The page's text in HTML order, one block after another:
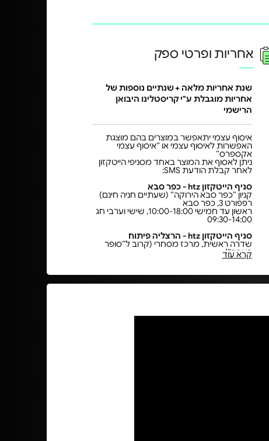
אחריות ופרטי ספק
שנת אחריות מלאה + שנתיים נוספות של
אחריות מוגבלת ע"י קריסטלינו היבואן
הרישמי
איסוף עצמי יתאפשר במוצרים בהם מוצגת
האפשרות לאיסוף עצמי או ״איסוף עצמי
אקספרס״
ניתן לאסוף את המוצר באחד מסניפי הייטקזון
לאחר קבלת הודעת SMS:
סניף הייטקזון htz - כפר סבא
קניון ״כפר סבא הירוקה״ (שעתיים חניה חינם)
רפפורט 3, כפר סבא
ראשון עד חמישי 10:00-18:00, שישי וערבי חג
09:30-14:00
סניף הייטקזון htz - הרצליה פיתוח
שדרה ראשית, מרכז מסחרי (קרוב ל״סופר
פארם״)
אבא אבן 12, הרצליה
09:30-13:00
יגאל אלון 121, תל אביב
קרא עוד